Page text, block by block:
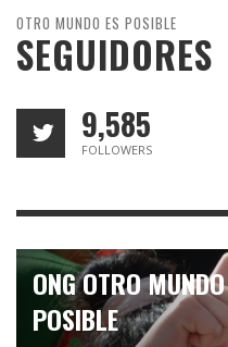
OTRO MUNDO ES POSIBLE
SEGUIDORES
9,585
FOLLOWERS
ONG OTRO
POSIBLE